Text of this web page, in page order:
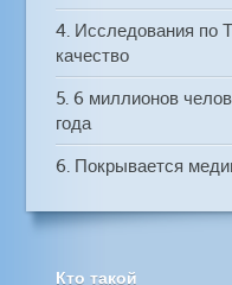
4. Исследования по
качество
5. 6 миллионов
года
6. Покрывается
Кто такой